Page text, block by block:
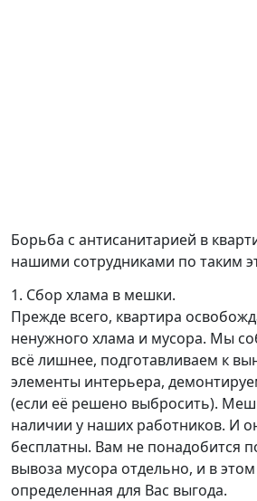
Борьба с антисанитарией в
нашими сотрудниками по таким
1. Сбор хлама в мешки.
Прежде всего, квартира
ненужного хлама и мусора. Мы
всё лишнее, подготавливаем к
элементы интерьера,
(если её решено выбросить).
наличии у наших работников. И
бесплатны. Вам не понадобится
вывоза мусора отдельно, и в этом
определенная для Вас выгода.